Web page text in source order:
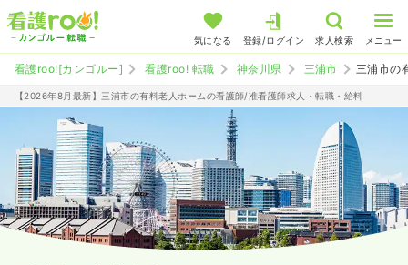
気になる 登録/ログイン 求人検索 メニュー
看護roo![カンゴルー] 看護roo! 転職 神奈川県 三浦市 三浦市の
【2026年8月最新】三浦市の有料老人ホームの看護師/准看護師求人・転職・給料